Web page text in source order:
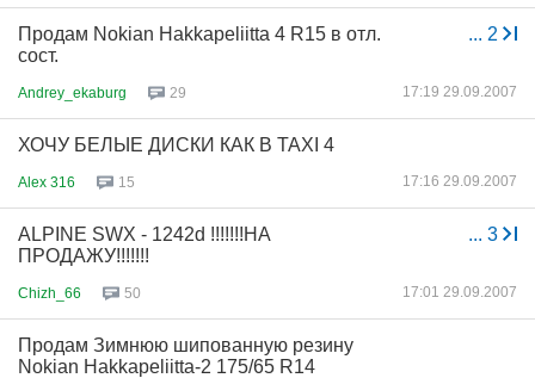
... 2
Продам Nokian Hakkapeliitta 4 R15 в отл.
сост.
Andrey_ekaburg 29 17:19 29.09.2007
ХОЧУ БЕЛЫЕ ДИСКИ КАК В TAXI 4
Alex 316 15 17:16 29.09.2007
... 3
ALPINE SWX - 1242d !!!!!!!НА
ПРОДАЖУ!!!!!!!
Chizh_66 50 17:01 29.09.2007
Продам Зимнюю шипованную резину
Nokian Hakkapeliitta-2 175/65 R14